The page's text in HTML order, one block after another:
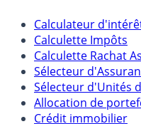
Outils
Calculateur
Calculette Impôts
Calculette Rachat
Sélecteur
Sélecteur d'Unités